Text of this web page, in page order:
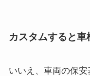
カスタムすると車
いいえ、車両の保